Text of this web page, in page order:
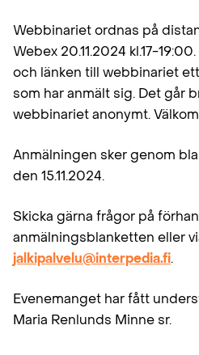
Webbinariet ordnas på
Webex 20.11.2024 kl.17-
och länken till webbinariet
som har anmält sig. Det går
webbinariet anonymt.
Anmälningen sker genom
den 15.11.2024.
Skicka gärna frågor på
anmälningsblanketten eller
jalkipalvelu@interpedia.fi.
Evenemanget har fått
Maria Renlunds Minne sr.